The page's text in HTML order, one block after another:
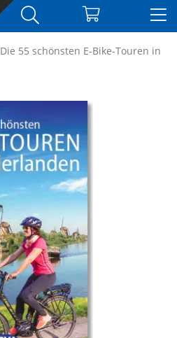
Die 55 schönsten E-Bike-Touren in